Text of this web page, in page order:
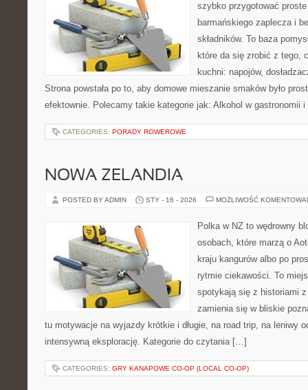
szybko przygotować
barmańskiego zaplecza i
składników. To baza
które da się zrobić z tego,
kuchni: napojów,
Strona powstała po to, aby domowe mieszanie smaków było
efektownie. Polecamy takie kategorie jak: Alkohol w gastronomii
CATEGORIES: PORADY ROWEROWE
NOWA ZELANDIA
POSTED BY ADMIN STY - 16 - 2026 MOŻLIWOŚĆ
Polka w NZ to wędrowny
osobach, które marzą o
kraju kangurów albo po
rytmie ciekawości. To
spotykają się z historiami
zamienia się w bliskie
tu motywacje na wyjazdy krótkie i długie, na road trip, na leniwy
intensywną eksplorację. Kategorie do czytania […]
CATEGORIES: GRY KANAPOWE CO-OP (LOCAL CO-OP)